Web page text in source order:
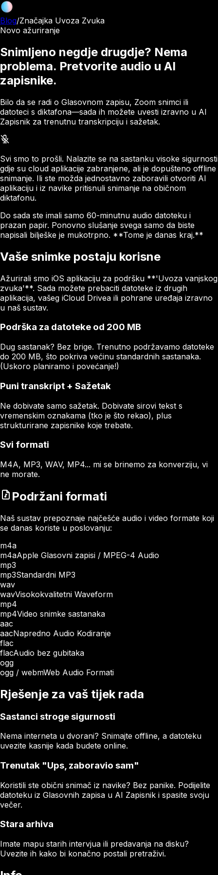
Blog/Značajka Uvoza Zvuka
Novo ažuriranje
Snimljeno negdje drugdje? Nema
problema. Pretvorite audio u AI
zapisnike.
Bilo da se radi o Glasovnom zapisu, Zoom snimci ili
datoteci s diktafona—sada ih možete uvesti izravno u AI
Zapisnik za trenutnu transkripciju i sažetak.
Svi smo to prošli. Nalazite se na sastanku visoke sigurnosti
gdje su cloud aplikacije zabranjene, ali je dopušteno offline
snimanje. Ili ste možda jednostavno zaboravili otvoriti AI
aplikaciju i iz navike pritisnuli snimanje na običnom
diktafonu.
Do sada ste imali samo 60-minutnu audio datoteku i
prazan papir. Ponovno slušanje svega samo da biste
napisali bilješke je mukotrpno. **Tome je danas kraj.**
Vaše snimke postaju korisne
Ažurirali smo iOS aplikaciju za podršku **'Uvoza vanjskog
zvuka'**. Sada možete prebaciti datoteke iz drugih
aplikacija, vašeg iCloud Drivea ili pohrane uređaja izravno
u naš sustav.
Podrška za datoteke od 200 MB
Dug sastanak? Bez brige. Trenutno podržavamo datoteke
do 200 MB, što pokriva većinu standardnih sastanaka.
(Uskoro planiramo i povećanje!)
Puni transkript + Sažetak
Ne dobivate samo sažetak. Dobivate sirovi tekst s
vremenskim oznakama (tko je što rekao), plus
strukturirane zapisnike koje trebate.
Svi formati
M4A, MP3, WAV, MP4... mi se brinemo za konverziju, vi
ne morate.
Podržani formati
Naš sustav prepoznaje najčešće audio i video formate koji
se danas koriste u poslovanju:
m4a
m4aApple Glasovni zapisi / MPEG-4 Audio
mp3
mp3Standardni MP3
wav
wavVisokokvalitetni Waveform
mp4
mp4Video snimke sastanaka
aac
aacNapredno Audio Kodiranje
flac
flacAudio bez gubitaka
ogg
ogg / webmWeb Audio Formati
Rješenje za vaš tijek rada
Sastanci stroge sigurnosti
Nema interneta u dvorani? Snimajte offline, a datoteku
uvezite kasnije kada budete online.
Trenutak "Ups, zaboravio sam"
Koristili ste obični snimač iz navike? Bez panike. Podijelite
datoteku iz Glasovnih zapisa u AI Zapisnik i spasite svoju
večer.
Stara arhiva
Imate mapu starih intervjua ili predavanja na disku?
Uvezite ih kako bi konačno postali pretraživi.